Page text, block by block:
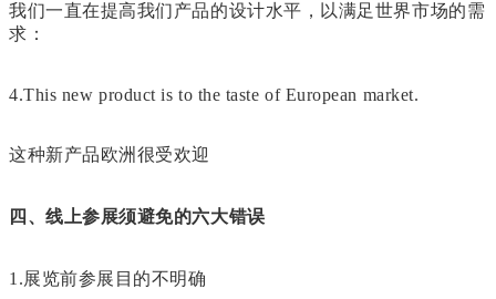
我们一直在提高我们产品的设计水平，以满足世界市场的需
求：
4.This new product is to the taste of European market.
这种新产品欧洲很受欢迎
四、线上参展须避免的六大错误
1.展览前参展目的不明确